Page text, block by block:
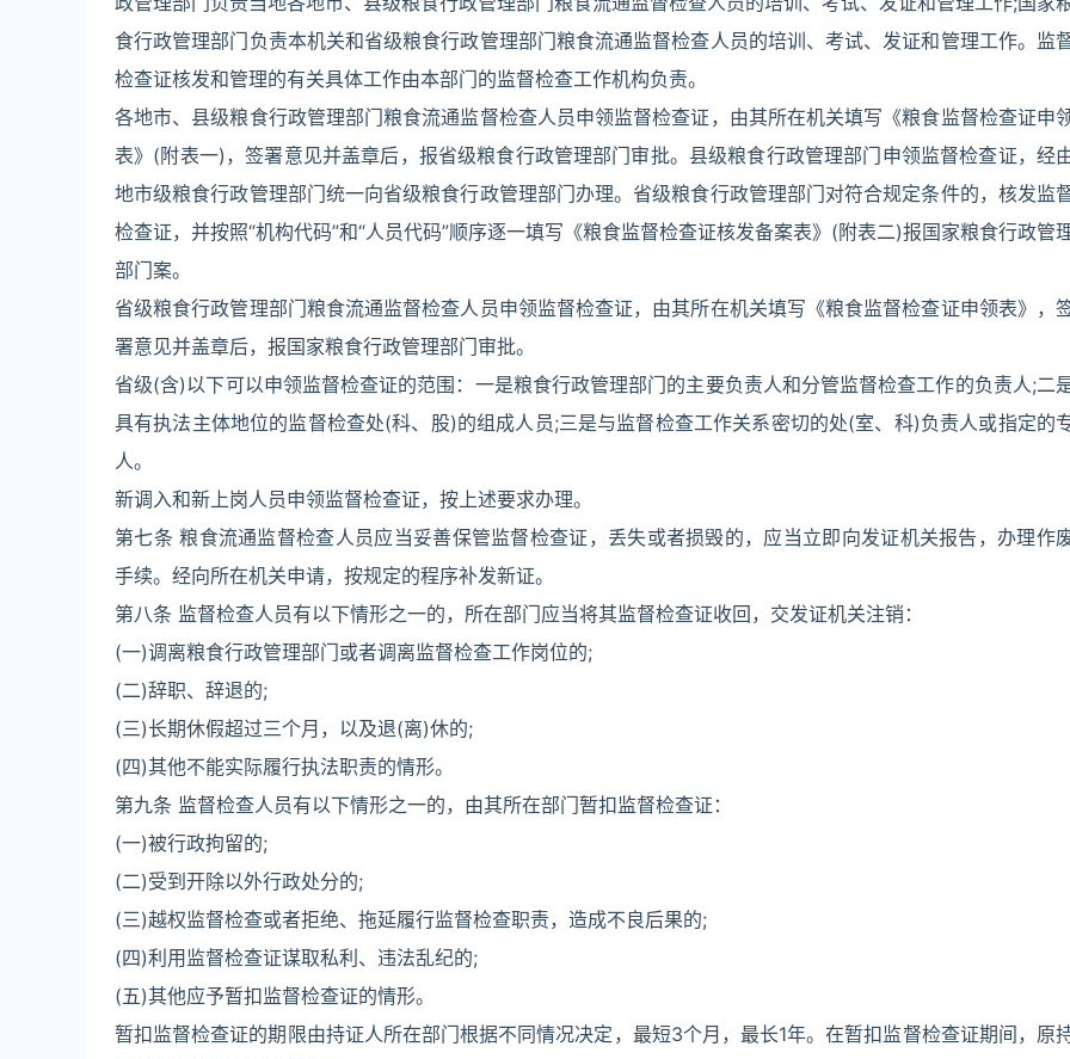
食行政管理部门负责本机关和省级粮食行政管理部门粮食流通监督检查人员的培训、考试、发证和管理工作。监
检查证核发和管理的有关具体工作由本部门的监督检查工作机构负责。
各地市、县级粮食行政管理部门粮食流通监督检查人员申领监督检查证，由其所在机关填写《粮食监督检查证申
表》(附表一)，签署意见并盖章后，报省级粮食行政管理部门审批。县级粮食行政管理部门申领监督检查证，经
地市级粮食行政管理部门统一向省级粮食行政管理部门办理。省级粮食行政管理部门对符合规定条件的，核发监
检查证，并按照“机构代码”和“人员代码”顺序逐一填写《粮食监督检查证核发备案表》(附表二)报国家粮食行政管
部门案。
省级粮食行政管理部门粮食流通监督检查人员申领监督检查证，由其所在机关填写《粮食监督检查证申领表》，
署意见并盖章后，报国家粮食行政管理部门审批。
省级(含)以下可以申领监督检查证的范围：一是粮食行政管理部门的主要负责人和分管监督检查工作的负责人;二
具有执法主体地位的监督检查处(科、股)的组成人员;三是与监督检查工作关系密切的处(室、科)负责人或指定的
人。
新调入和新上岗人员申领监督检查证，按上述要求办理。
第七条 粮食流通监督检查人员应当妥善保管监督检查证，丢失或者损毁的，应当立即向发证机关报告，办理作
手续。经向所在机关申请，按规定的程序补发新证。
第八条 监督检查人员有以下情形之一的，所在部门应当将其监督检查证收回，交发证机关注销：
(一)调离粮食行政管理部门或者调离监督检查工作岗位的;
(二)辞职、辞退的;
(三)长期休假超过三个月，以及退(离)休的;
(四)其他不能实际履行执法职责的情形。
第九条 监督检查人员有以下情形之一的，由其所在部门暂扣监督检查证：
(一)被行政拘留的;
(二)受到开除以外行政处分的;
(三)越权监督检查或者拒绝、拖延履行监督检查职责，造成不良后果的;
(四)利用监督检查证谋取私利、违法乱纪的;
(五)其他应予暂扣监督检查证的情形。
暂扣监督检查证的期限由持证人所在部门根据不同情况决定，最短3个月，最长1年。在暂扣监督检查证期间，原